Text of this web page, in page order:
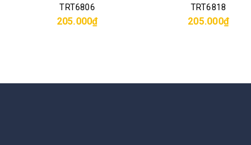
TRT6806
205.000₫
TRT6818
205.000₫